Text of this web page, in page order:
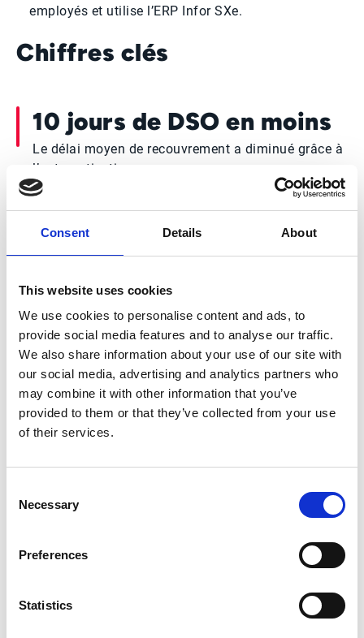
Consent Details About
This website uses cookies
We use cookies to personalise content and ads, to
provide social media features and to analyse our traffic.
We also share information about your use of our site with
our social media, advertising and analytics partners who
may combine it with other information that you’ve
provided to them or that they’ve collected from your use
of their services.
Selection
Necessary
Preferences
Statistics
employés et utilise l’ERP Infor SXe.
Chiffres clés
10 jours de DSO en moins
Le délai moyen de recouvrement a diminué grâce à
l’automatisation.
88% de résolution plus
rapide
De 7-10 jours à 3-4 jours
Les demandes de crédit open account sont
désormais bien plus rapides.